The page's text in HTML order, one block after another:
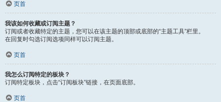
页首
我该如何收藏或订阅主题？
订阅或者收藏特定的主题，您可以在该主题的顶部或底部的“主题工具”栏里。
在回复时勾选订阅选项同样可以订阅主题。
页首
我怎么订阅特定的板块？
订阅特定板块，点击“订阅板块”链接，在页面底部。
页首